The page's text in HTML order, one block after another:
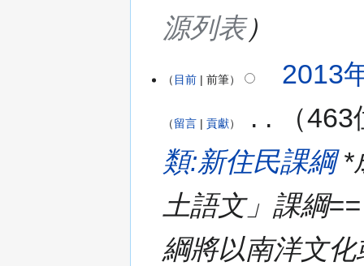
源列表
目前 前筆 2013
留言 貢獻
463
類:新住民課綱*
土語文」課綱
綱將以南洋文